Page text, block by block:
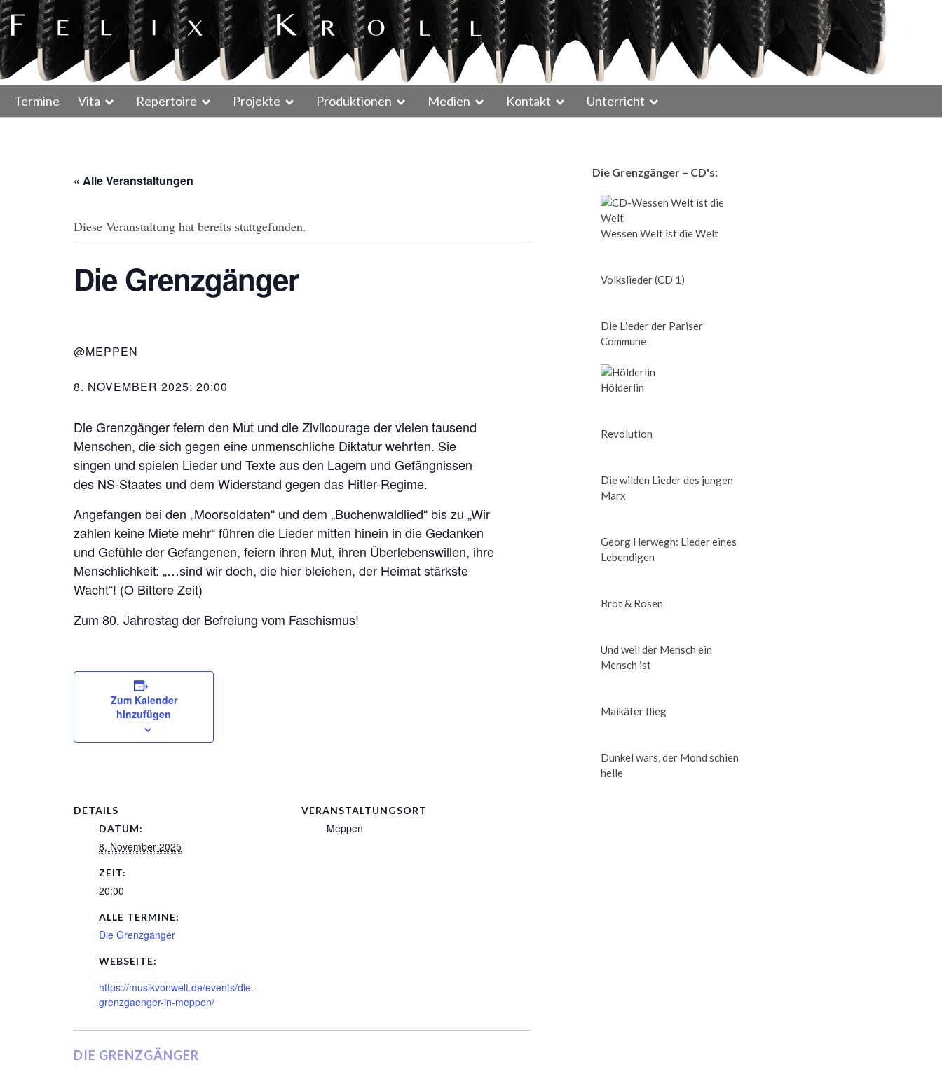
Termine Vita Repertoire Projekte Produktionen Medien Kontakt Unterricht
« Alle Veranstaltungen
Diese Veranstaltung hat bereits stattgefunden.
Die Grenzgänger
@MEPPEN
8. NOVEMBER 2025: 20:00
Die Grenzgänger feiern den Mut und die Zivilcourage der vielen tausend
Menschen, die sich gegen eine unmenschliche Diktatur wehrten. Sie
singen und spielen Lieder und Texte aus den Lagern und Gefängnissen
des NS-Staates und dem Widerstand gegen das Hitler-Regime.
Angefangen bei den „Moorsoldaten“ und dem „Buchenwaldlied“ bis zu „Wir
zahlen keine Miete mehr“ führen die Lieder mitten hinein in die Gedanken
und Gefühle der Gefangenen, feiern ihren Mut, ihren Überlebenswillen, ihre
Menschlichkeit: „…sind wir doch, die hier bleichen, der Heimat stärkste
Wacht“! (O Bittere Zeit)
Zum 80. Jahrestag der Befreiung vom Faschismus!
Zum Kalender
hinzufügen
DETAILS
DATUM:
8. November 2025
ZEIT:
20:00
ALLE TERMINE:
Die Grenzgänger
WEBSEITE:
https://musikvonwelt.de/events/die-
grenzgaenger-in-meppen/
VERANSTALTUNGSORT
Meppen
DIE GRENZGÄNGER
Die Grenzgänger – CD's:
Wessen Welt ist die Welt
Volkslieder (CD 1)
Die Lieder der Pariser
Commune
Hölderlin
Revolution
Die wilden Lieder des jungen
Marx
Georg Herwegh: Lieder eines
Lebendigen
Brot & Rosen
Und weil der Mensch ein
Mensch ist
Maikäfer flieg
Dunkel wars, der Mond schien
helle